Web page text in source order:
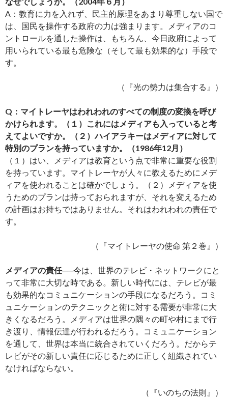
A：教育に力を入れず、民主的原理をあまり尊重しない国で
は、国民を操作する政府の力は強まります。メディアのコ
ントロールを通した操作は、もちろん、今日政府によって
用いられている最も危険な（そして最も効果的な）手段で
す。
（『光の勢力は集合する』）
Q：マイトレーヤはわれわれのすべての制度の変換を呼び
かけられます。（１）これにはメディアも入っていると考
えてよいですか。（２）ハイアラキーはメディアに対して
特別のプランを持っていますか。（1986年12月）
（１）はい、メディアは教育という点で非常に重要な役割
を持っています。マイトレーヤが人々に教えるためにメデ
ィアを使われることは確かでしょう。（２）メディアを使
うためのプランは持っておられますが、それを変えるため
の計画はお持ちではありません。それはわれわれの責任で
す。
（『マイトレーヤの使命 第２巻』）
メディアの責任──今は、世界のテレビ・ネットワークにと
って非常に大切な時である。新しい時代には、テレビが最
も効果的なコミュニケーションの手段になるだろう。コミ
ュニケーションのテクニックと術に対する需要が非常に大
きくなるだろう。メディアは世界の隅々の町や村にまで行
き渡り、情報伝達が行われるだろう。コミュニケーション
を通して、世界は本当に統合されていくだろう。だからテ
レビがその新しい責任に応じるために正しく組織されてい
なければならない。
（『いのちの法則』）